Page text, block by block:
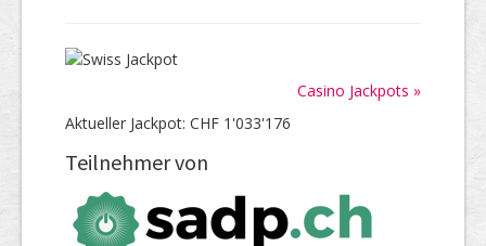
Casino Jackpots »
Aktueller Jackpot: CHF 1'033'176
Teilnehmer von